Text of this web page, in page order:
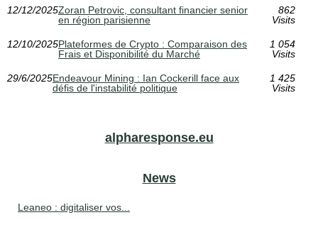
12/12/2025Zoran Petrovic, consultant financier senior
en région parisienne
862
Visits
12/10/2025Plateformes de Crypto : Comparaison des
Frais et Disponibilité du Marché
1 054
Visits
29/6/2025Endeavour Mining : Ian Cockerill face aux
défis de l'instabilité politique
1 425
Visits
alpharesponse.eu
News
Leaneo : digitaliser vos...